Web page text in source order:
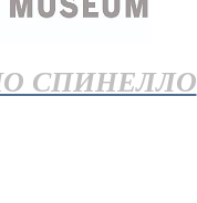
СПИНЕЛЛО